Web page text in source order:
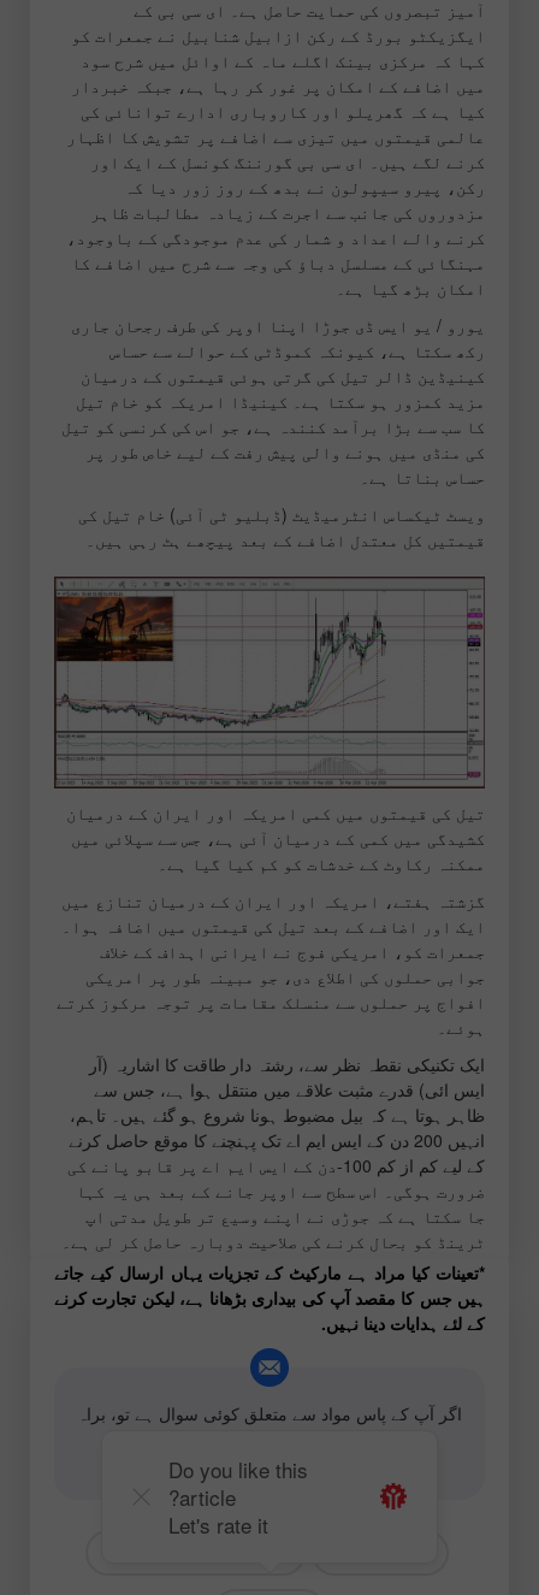
آمیز تبصروں کی حمایت حاصل ہے۔ ای سی بی کے
ایگزیکٹو بورڈ کے رکن ازابیل شنابیل نے جمعرات کو
کہا کہ مرکزی بینک اگلے ماہ کے اوائل میں شرح سود
میں اضافے کے امکان پر غور کر رہا ہے، جبکہ خبردار
کیا ہے کہ گھریلو اور کاروباری ادارے توانائی کی
عالمی قیمتوں میں تیزی سے اضافے پر تشویش کا اظہار
کرنے لگے ہیں۔ ای سی بی گورننگ کونسل کے ایک اور
رکن، پیرو سیپولون نے بدھ کے روز زور دیا کہ
مزدوروں کی جانب سے اجرت کے زیادہ مطالبات ظاہر
کرنے والے اعداد و شمار کی عدم موجودگی کے باوجود،
مہنگائی کے مسلسل دباؤ کی وجہ سے شرح میں اضافے کا
امکان بڑھ گیا ہے۔
یورو / یو ایس ڈی جوڑا اپنا اوپر کی طرف رجحان جاری
رکھ سکتا ہے، کیونکہ کموڈٹی کے حوالے سے حساس
کینیڈین ڈالر تیل کی گرتی ہوئی قیمتوں کے درمیان
مزید کمزور ہو سکتا ہے۔ کینیڈا امریکہ کو خام تیل
کا سب سے بڑا برآمد کنندہ ہے، جو اس کی کرنسی کو تیل
کی منڈی میں ہونے والی پیش رفت کے لیے خاص طور پر
حساس بناتا ہے۔
ویسٹ ٹیکساس انٹرمیڈیٹ (ڈبلیو ٹی آئی) خام تیل کی
قیمتیں کل معتدل اضافے کے بعد پیچھے ہٹ رہی ہیں۔
تیل کی قیمتوں میں کمی امریکہ اور ایران کے درمیان
کشیدگی میں کمی کے درمیان آئی ہے، جس سے سپلائی میں
ممکنہ رکاوٹ کے خدشات کو کم کیا گیا ہے۔
گزشتہ ہفتے، امریکہ اور ایران کے درمیان تنازع میں
ایک اور اضافے کے بعد تیل کی قیمتوں میں اضافہ ہوا۔
جمعرات کو، امریکی فوج نے ایرانی اہداف کے خلاف
جوابی حملوں کی اطلاع دی، جو مبینہ طور پر امریکی
افواج پر حملوں سے منسلک مقامات پر توجہ مرکوز کرتے
ہوئے۔
ایک تکنیکی نقطہ نظر سے، رشتہ دار طاقت کا اشاریہ (آر
ایس ائی) قدرے مثبت علاقے میں منتقل ہوا ہے، جس سے
ظاہر ہوتا ہے کہ بیل مضبوط ہونا شروع ہو گئے ہیں۔ تاہم،
انہیں 200 دن کے ایس ایم اے تک پہنچنے کا موقع حاصل کرنے
کے لیے کم از کم 100-دن کے ایس ایم اے پر قابو پانے کی
ضرورت ہوگی۔ اس سطح سے اوپر جانے کے بعد ہی یہ کہا
جا سکتا ہے کہ جوڑی نے اپنے وسیع تر طویل مدتی اپ
ٹرینڈ کو بحال کرنے کی صلاحیت دوبارہ حاصل کر لی ہے۔
*تعینات کیا مراد ہے مارکیٹ کے تجزیات یہاں ارسال کیے جاتے
ہیں جس کا مقصد آپ کی بیداری بڑھانا ہے، لیکن تجارت کرنے
کے لئے ہدایات دینا نہیں.
اگر آپ کے پاس مواد سے متعلق کوئی سوال ہے تو، براہ
editorial-board@instaforex.com
Do you like this
article?
Let's rate it